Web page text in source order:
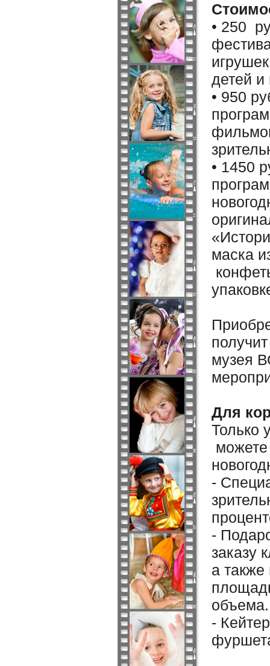
• 250
детей и
• 950
• 1450
маска
музея
Для
Только
можете
-
-
заказу
а
-